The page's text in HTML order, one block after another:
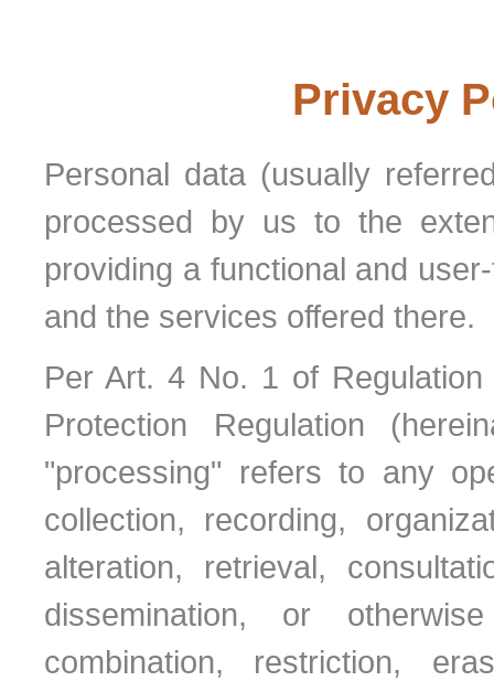
Privacy
Personal data (usually
processed by us to the
providing a functional and
and the services offered there.
Per Art. 4 No. 1 of
Protection Regulation
"processing" refers to any
collection, recording,
alteration, retrieval,
dissemination, or
combination, restriction,